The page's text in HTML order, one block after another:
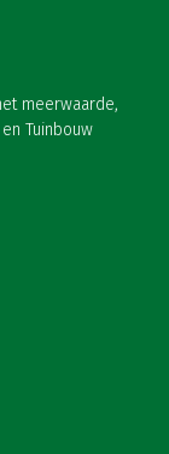
meerwaarde,
Tuinbouw